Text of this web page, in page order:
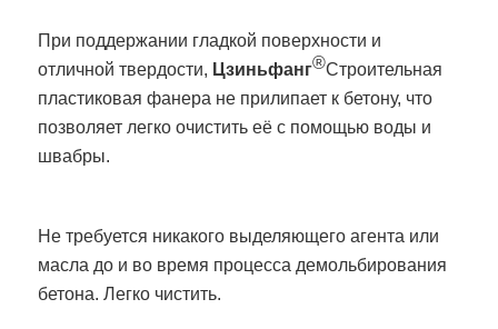
При поддержании гладкой поверхности и
отличной твердости, Цзиньфанг®Строительная
пластиковая фанера не прилипает к бетону, что
позволяет легко очистить её с помощью воды и
швабры.
Не требуется никакого выделяющего агента или
масла до и во время процесса демольбирования
бетона. Легко чистить.